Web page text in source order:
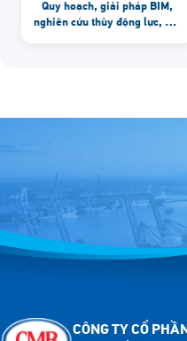
Quy hoạch, giải pháp BIM,
nghiên cứu thủy động lực, mô
CÔNG TY CỔ